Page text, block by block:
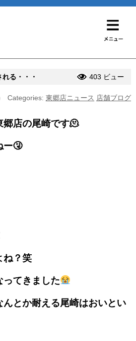
る・・・ 403 ビュー
Categories: 東郷店ニュース 店舗ブログ
店の尾崎です🫠
ー🤧
ね？笑
ってきました
とか耐える尾崎はおいとい